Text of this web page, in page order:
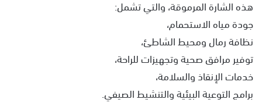
هذه الشارة المرموقة، والتي تشمل:
جودة مياه الاستحمام،
نظافة رمال ومحيط الشاطئ،
توفير مرافق صحية وتجهيزات للراحة،
خدمات الإنقاذ والسلامة،
برامج التوعية البيئية والتنشيط الصيفي.